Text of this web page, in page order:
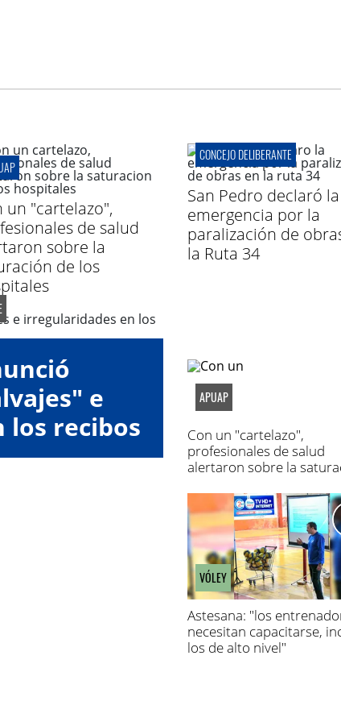
un "cartelazo",
de salud
sobre la
de los
CONCEJO DELIBERANTE
San Pedro declaró la
emergencia por la
paralización de
la Ruta 34
e
los recibos
APUAP
Con un "cartelazo",
profesionales de salud
alertaron sobre la
VÓLEY
Astesana: "los
necesitan capacitarse,
los de alto nivel"